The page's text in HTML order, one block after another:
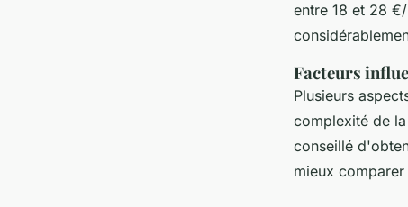
entre 18 et 28
Facteurs
Plusieurs
complexité de
conseillé
mieux